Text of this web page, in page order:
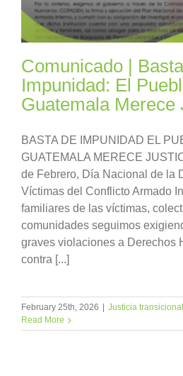
Comunicado |
Impunidad: El
Guatemala Merece
BASTA DE IMPUNIDAD EL
GUATEMALA MERECE
de Febrero, Día Nacional de la
Víctimas del Conflicto Armado
familiares de las víctimas,
comunidades seguimos
graves violaciones a Derechos
contra [...]
February 25th, 2026
Justicia transicional
Read More